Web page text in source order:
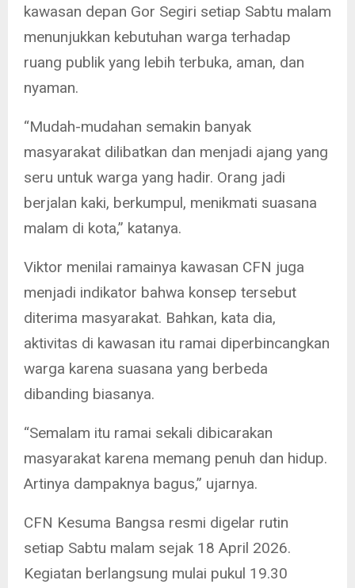
kawasan depan Gor Segiri setiap Sabtu malam
menunjukkan kebutuhan warga terhadap
ruang publik yang lebih terbuka, aman, dan
nyaman.
“Mudah-mudahan semakin banyak
masyarakat dilibatkan dan menjadi ajang yang
seru untuk warga yang hadir. Orang jadi
berjalan kaki, berkumpul, menikmati suasana
malam di kota,” katanya.
Viktor menilai ramainya kawasan CFN juga
menjadi indikator bahwa konsep tersebut
diterima masyarakat. Bahkan, kata dia,
aktivitas di kawasan itu ramai diperbincangkan
warga karena suasana yang berbeda
dibanding biasanya.
“Semalam itu ramai sekali dibicarakan
masyarakat karena memang penuh dan hidup.
Artinya dampaknya bagus,” ujarnya.
CFN Kesuma Bangsa resmi digelar rutin
setiap Sabtu malam sejak 18 April 2026.
Kegiatan berlangsung mulai pukul 19.30